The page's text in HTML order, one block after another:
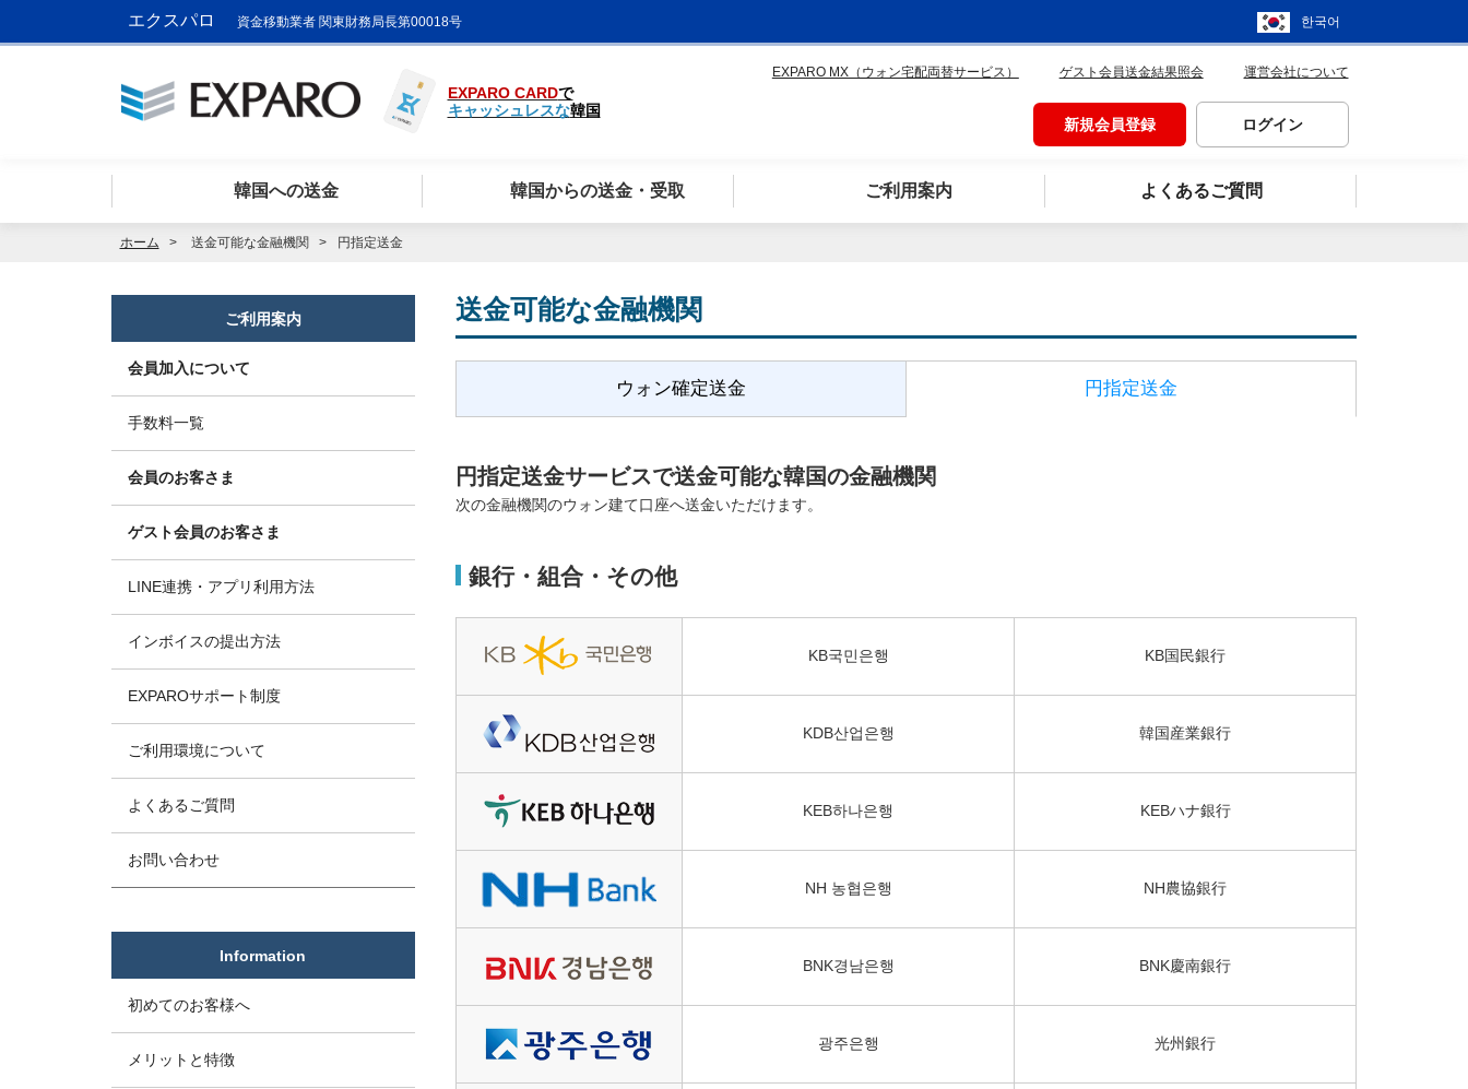
エクスパロ 資金移動業者 関東財務局長第00018号 한국어
EXPARO CARDで
キャッシュレスな韓国
EXPARO MX（ウォン宅配両替サービス） ゲスト会員送金結果照会 運営会社について
新規会員登録 ログイン
韓国への送金 韓国からの送金・受取 ご利用案内 よくあるご質問
ホーム 送金可能な金融機関 円指定送金
送金可能な金融機関
ウォン確定送金 円指定送金
円指定送金サービスで送金可能な韓国の金融機関
次の金融機関のウォン建て口座へ送金いただけます。
銀行・組合・その他
KB국민은행 KB国民銀行
KDB산업은행 韓国産業銀行
KEB하나은행 KEBハナ銀行
NH 농협은행 NH農協銀行
BNK경남은행 BNK慶南銀行
광주은행 光州銀行
ご利用案内
会員加入について
手数料一覧
会員のお客さま
ゲスト会員のお客さま
LINE連携・アプリ利用方法
インボイスの提出方法
EXPAROサポート制度
ご利用環境について
よくあるご質問
お問い合わせ
Information
初めてのお客様へ
メリットと特徴